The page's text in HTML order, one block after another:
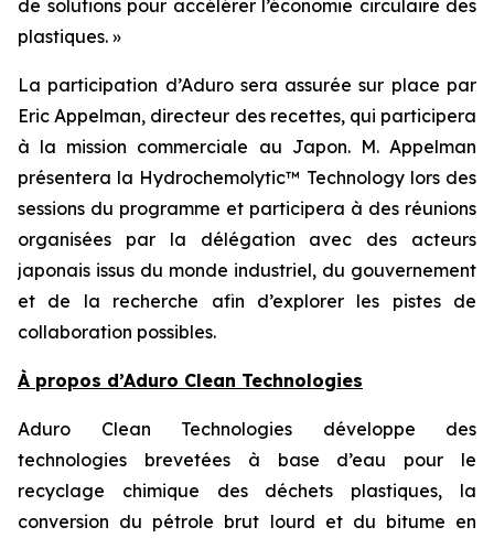
de solutions pour accélérer l’économie circulaire des
plastiques. »
La participation d’Aduro sera assurée sur place par
Eric Appelman, directeur des recettes, qui participera
à la mission commerciale au Japon. M. Appelman
présentera la Hydrochemolytic™ Technology lors des
sessions du programme et participera à des réunions
organisées par la délégation avec des acteurs
japonais issus du monde industriel, du gouvernement
et de la recherche afin d’explorer les pistes de
collaboration possibles.
À propos d’Aduro Clean Technologies
Aduro Clean Technologies développe des
technologies brevetées à base d’eau pour le
recyclage chimique des déchets plastiques, la
conversion du pétrole brut lourd et du bitume en